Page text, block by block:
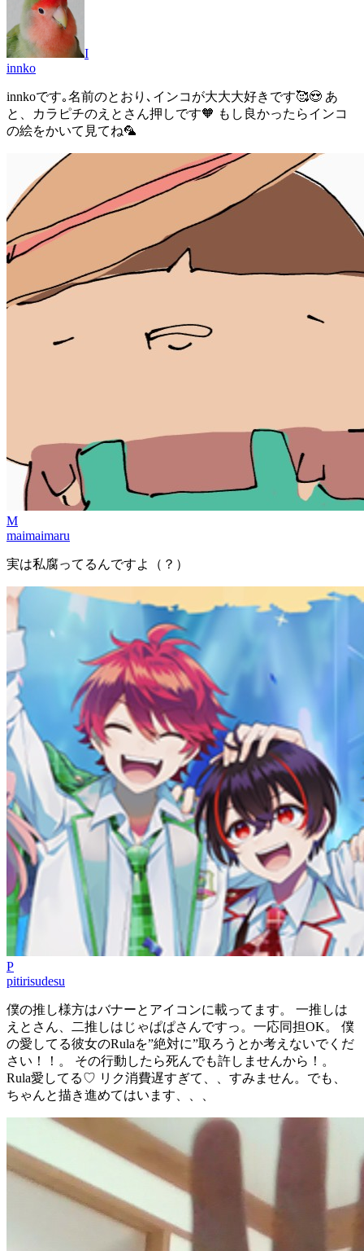
I
innko
innkoです｡名前のとおり､インコが大大大好きです🥰😍 あ
と、カラピチのえとさん押しです🧡 もし良かったらインコ
の絵をかいて見てね🦜
M
maimaimaru
実は私腐ってるんですよ（？）
P
pitirisudesu
僕の推し様方はバナーとアイコンに載ってます。 一推しは
えとさん、二推しはじゃぱぱさんですっ。一応同担OK。 僕
の愛してる彼女のRulaを”絶対に”取ろうとか考えないでくだ
さい！！。 その行動したら死んでも許しませんから！。
Rula愛してる♡ リク消費遅すぎて、、すみません。でも、
ちゃんと描き進めてはいます、、、